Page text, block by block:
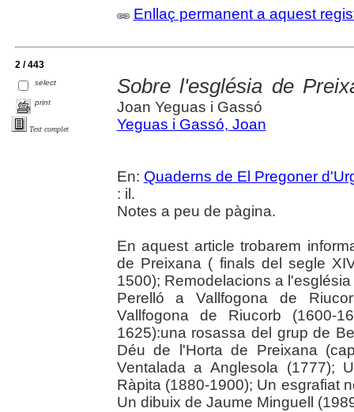
Enllaç permanent a aquest
2 / 443
select
print
Text complet
Sobre l'església de
Joan Yeguas i Gassó
Yeguas i Gassó, Joan
En: Quaderns de El Pregoner
: il.
Notes a peu de pàgina.
En aquest article trobarem
de Preixana ( finals del segle
1500); Remodelacions a
Perelló a Vallfogona de
Vallfogona de Riucorb (1600-
1625):una rosassa del grup de
Déu de l'Horta de Preixana
Ventalada a Anglesola (1777);
Ràpita (1880-1900); Un esgrafiat
Un dibuix de Jaume Minguell